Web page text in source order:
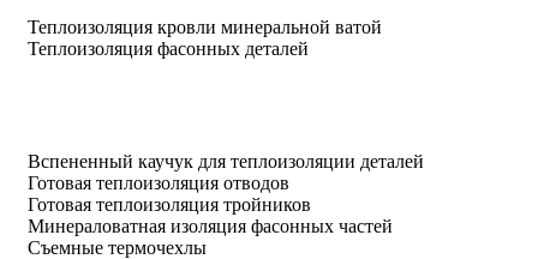
Теплоизоляция кровли минеральной ватой
Теплоизоляция фасонных деталей
Вспененный каучук для теплоизоляции деталей
Готовая теплоизоляция отводов
Готовая теплоизоляция тройников
Минераловатная изоляция фасонных частей
Съемные термочехлы